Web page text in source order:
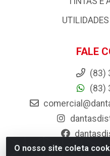
O nosso site coleta
FALE
(83)
(83)